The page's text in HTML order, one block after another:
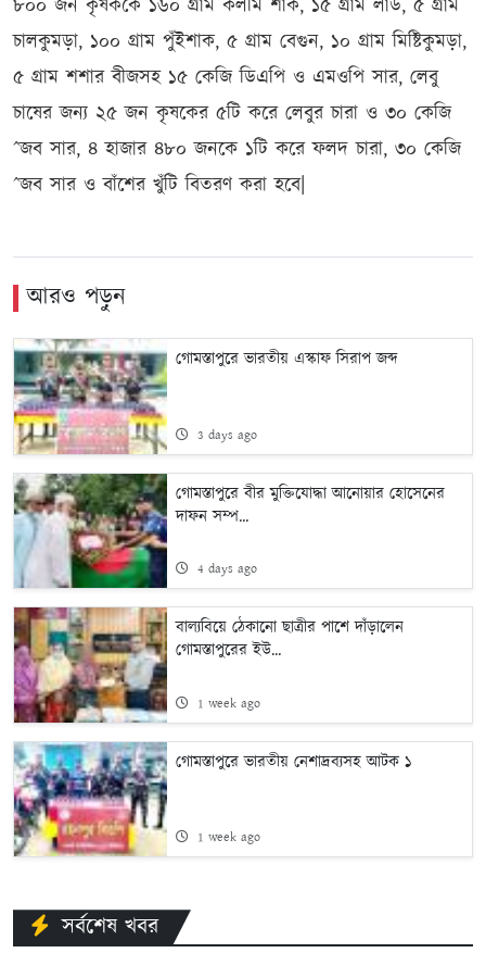
৮০০ জন কৃষককে ১৬০ গ্রাম কলমি শাক, ১৫ গ্রাম লাউ, ৫ গ্রাম
চালকুমড়া, ১০০ গ্রাম পুঁইশাক, ৫ গ্রাম বেগুন, ১০ গ্রাম মিষ্টিকুমড়া,
৫ গ্রাম শশার বীজসহ ১৫ কেজি ডিএপি ও এমওপি সার, লেবু
চাষের জন্য ২৫ জন কৃষকের ৫টি করে লেবুর চারা ও ৩০ কেজি
ˆজব সার, ৪ হাজার ৪৮০ জনকে ১টি করে ফলদ চারা, ৩০ কেজি
ˆজব সার ও বাঁশের খুঁটি বিতরণ করা হবে|
আরও পড়ুন
গোমস্তাপুরে ভারতীয় এস্কাফ সিরাপ জব্দ
3 days ago
গোমস্তাপুরে বীর মুক্তিযোদ্ধা আনোয়ার হোসেনের
দাফন সম্প...
4 days ago
বাল্যবিয়ে ঠেকানো ছাত্রীর পাশে দাঁড়ালেন
গোমস্তাপুরের ইউ...
1 week ago
গোমস্তাপুরে ভারতীয় নেশাদ্রব্যসহ আটক ১
1 week ago
সর্বশেষ খবর